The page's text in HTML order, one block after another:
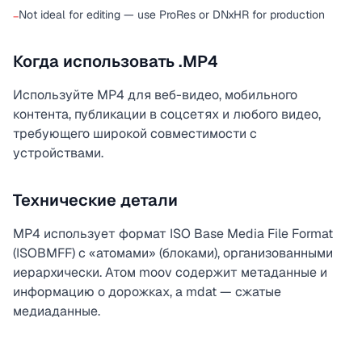
−Not ideal for editing — use ProRes or DNxHR for production
Когда использовать .MP4
Используйте MP4 для веб-видео, мобильного
контента, публикации в соцсетях и любого видео,
требующего широкой совместимости с
устройствами.
Технические детали
MP4 использует формат ISO Base Media File Format
(ISOBMFF) с «атомами» (блоками), организованными
иерархически. Атом moov содержит метаданные и
информацию о дорожках, а mdat — сжатые
медиаданные.